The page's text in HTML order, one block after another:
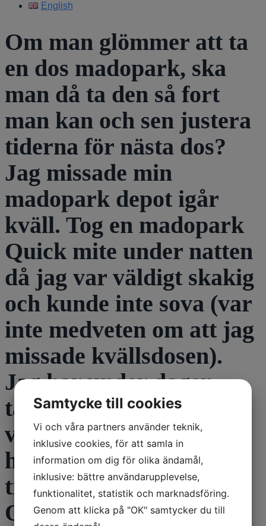
English
Om man glömmer att ta
en dos madopark, ska
man då ta den så fort
man kan och sen justera
tiderna för nästa dos?
Jag missade min
madopark depot igår
kväll. Tog en madopark
Quick mite under natten
då jag var väldigt skakig
och kunde inte sova (var
inte medveten om att jag
missade kvällsdosen).
Jag har under dagen
tagit mina doser som
vanligt men symptomen
har varit mycket värre
trots att jag tagit extra
Quick mite. Är det
Samtycke till cookies
Vi och våra partners använder teknik,
inklusive cookies, för att samla in
information om dig för olika ändamål,
inklusive: bättre användarupplevelse,
funktionalitet, statistik och marknadsföring.
Genom att klicka på "OK" samtycker du till